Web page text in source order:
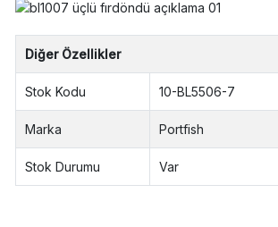
Diğer Özellikler
Stok Kodu 10-BL5506-7
Marka Portfish
Stok Durumu Var